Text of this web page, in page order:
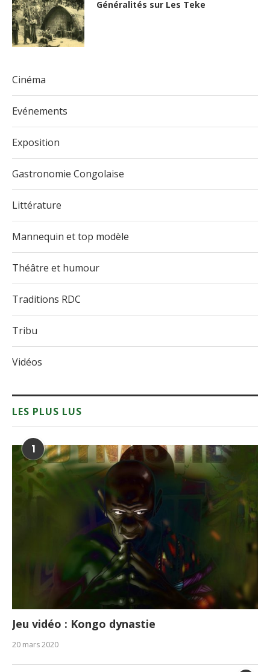
Généralités sur Les Teke
Cinéma
Evénements
Exposition
Gastronomie Congolaise
Littérature
Mannequin et top modèle
Théâtre et humour
Traditions RDC
Tribu
Vidéos
LES PLUS LUS
1
Jeu vidéo : Kongo dynastie
20 mars 2020